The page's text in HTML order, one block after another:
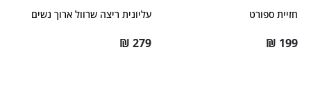
חזיית ספורט
₪ 199
עליונית ריצה שרוול ארוך נשים
₪ 279